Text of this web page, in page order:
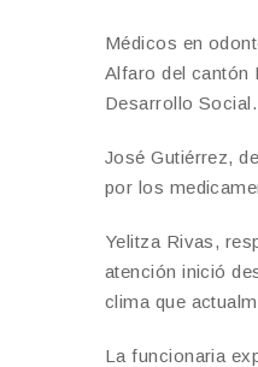
Médicos en
Alfaro del cantón
Desarrollo Social.
José Gutiérrez,
por los
Yelitza Rivas,
atención inició
clima que
La funcionaria